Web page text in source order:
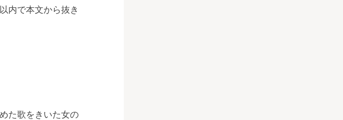
内で本文から抜き
た歌をきいた女の